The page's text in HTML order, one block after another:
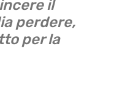
il
perdere,
per la